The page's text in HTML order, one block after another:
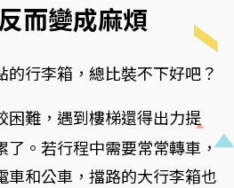
而變成麻煩
的行李箱，總比裝不下好吧？
困難，遇到樓梯還得出力提
了。若行程中需要常常轉車，
車和公車，擋路的大行李箱也